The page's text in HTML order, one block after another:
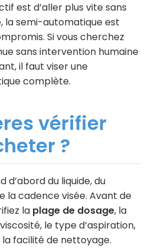
est d’aller plus vite sans
la semi-automatique est
Si vous cherchez
sans intervention humaine
il faut viser une
complète.
vérifier
?
d’abord du liquide, du
la cadence visée. Avant de
la plage de dosage, la
le type d’aspiration,
facilité de nettoyage.